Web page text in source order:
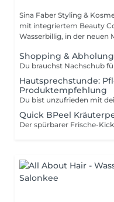
Sina Faber Styling &
mit integriertem Beauty
Shopping & Abholung
Hautsprechstunde:
Produktempfehlung
Quick BPeel